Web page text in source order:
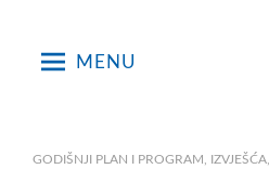
MENU
GODIŠNJI PLAN I PROGRAM,